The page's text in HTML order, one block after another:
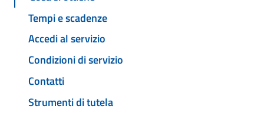
Tempi e scadenze
Accedi al servizio
Condizioni di servizio
Contatti
Strumenti di tutela